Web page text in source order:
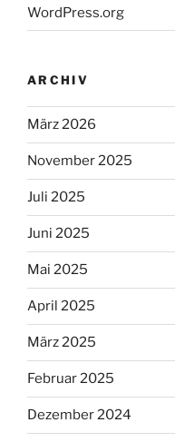
WordPress.org
ARCHIV
März 2026
November 2025
Juli 2025
Juni 2025
Mai 2025
April 2025
März 2025
Februar 2025
Dezember 2024